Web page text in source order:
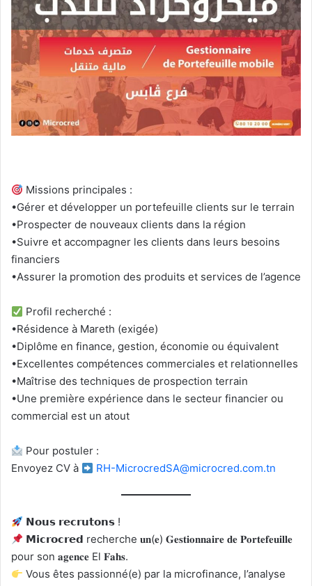
Missions principales :
•Gérer et développer un portefeuille clients sur le terrain
•Prospecter de nouveaux clients dans la région
•Suivre et accompagner les clients dans leurs besoins
financiers
•Assurer la promotion des produits et services de l’agence
Profil recherché :
•Résidence à Mareth (exigée)
•Diplôme en finance, gestion, économie ou équivalent
•Excellentes compétences commerciales et relationnelles
•Maîtrise des techniques de prospection terrain
•Une première expérience dans le secteur financier ou
commercial est un atout
Pour postuler :
Envoyez CV à
RH-MicrocredSA@microcred.com.tn
𝗡𝗼𝘂𝘀 𝗿𝗲𝗰𝗿𝘂𝘁𝗼𝗻𝘀 !
𝗠𝗶𝗰𝗿𝗼𝗰𝗿𝗲𝗱 recherche 𝐮𝐧(𝐞) 𝐆𝐞𝐬𝐭𝐢𝐨𝐧𝐧𝐚𝐢𝐫𝐞 𝐝𝐞 𝐏𝐨𝐫𝐭𝐞𝐟𝐞𝐮𝐢𝐥𝐥𝐞
pour son 𝐚𝐠𝐞𝐧𝐜𝐞 El 𝐅𝐚𝐡𝐬.
Vous êtes passionné(e) par la microfinance, l’analyse